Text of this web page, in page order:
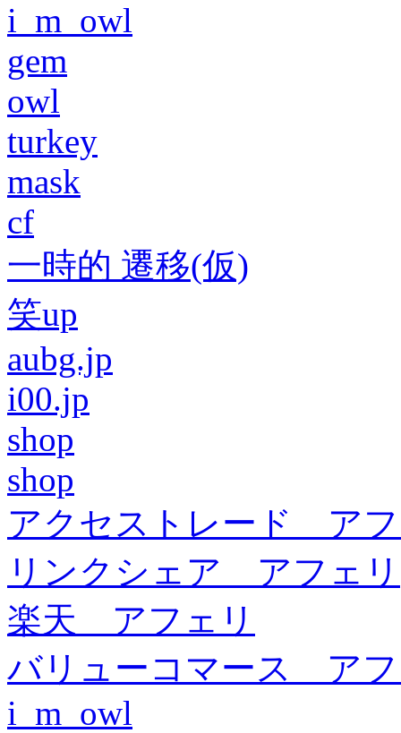
i_m_owl
gem
owl
turkey
mask
cf
一時的 遷移(仮)
笑up
aubg.jp
i00.jp
shop
shop
アクセストレード ア
リンクシェア アフェリ
楽天 アフェリ
バリューコマース ア
i_m_owl